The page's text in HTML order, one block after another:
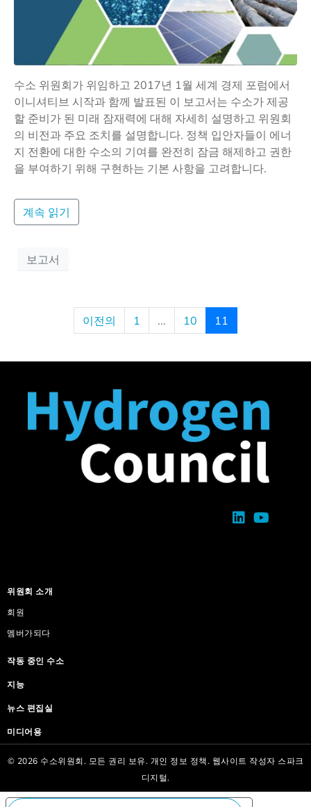
수소 위원회가 위임하고 2017년 1월 세계 경제 포럼에서
이니셔티브 시작과 함께 발표된 이 보고서는 수소가 제공
할 준비가 된 미래 잠재력에 대해 자세히 설명하고 위원회
의 비전과 주요 조치를 설명합니다. 정책 입안자들이 에너
지 전환에 대한 수소의 기여를 완전히 잠금 해제하고 권한
을 부여하기 위해 구현하는 기본 사항을 고려합니다.
계속 읽기
보고서
이전의 1 ... 10 11
위원회 소개
회원
멤버가되다
작동 중인 수소
지능
뉴스 편집실
미디어용
© 2026 수소위원회. 모든 권리 보유. 개인 정보 정책. 웹사이트 작성자 스파크
디지털.